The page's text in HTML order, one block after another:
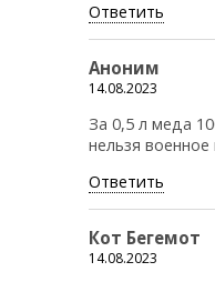
Ответить
Аноним
14.08.2023
За 0,5 л меда
нельзя
Ответить
Кот Бегемот
14.08.2023